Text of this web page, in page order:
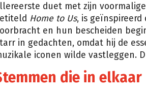
duet met zijn
Home to Us, is
en hun bescheiden
in gedachten, omdat hij de
iconen wilde vastleggen.
die in